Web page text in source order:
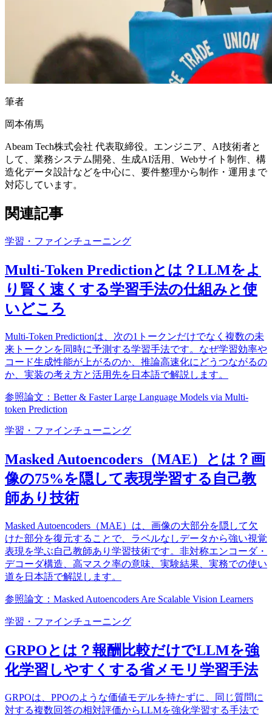
筆者
岡本侑馬
Abeam Tech株式会社 代表取締役。エンジニア、AI技術者と
して、業務システム開発、生成AI活用、Webサイト制作、構
造化データ設計などを中心に、要件整理から制作・運用まで
対応しています。
関連記事
学習・ファインチューニング
Multi-Token Predictionとは？LLMをよ
り賢く速くする学習手法の仕組みと使
いどころ
Multi-Token Predictionは、次の1トークンだけでなく複数の未
来トークンを同時に予測する学習手法です。なぜ学習効率や
コード生成性能が上がるのか、推論高速化にどうつながるの
か、実装の考え方と活用先を日本語で解説します。
参照論文：Better & Faster Large Language Models via Multi-
token Prediction
学習・ファインチューニング
Masked Autoencoders（MAE）とは？画
像の75%を隠して表現学習する自己教
師あり技術
Masked Autoencoders（MAE）は、画像の大部分を隠して欠
けた部分を復元することで、ラベルなしデータから強い視覚
表現を学ぶ自己教師あり学習技術です。非対称エンコーダ・
デコーダ構造、高マスク率の意味、実験結果、実務での使い
道を日本語で解説します。
参照論文：Masked Autoencoders Are Scalable Vision Learners
学習・ファインチューニング
GRPOとは？報酬比較だけでLLMを強
化学習しやすくする省メモリ学習手法
GRPOは、PPOのような価値モデルを持たずに、同じ質問に
対する複数回答の相対評価からLLMを強化学習する手法で